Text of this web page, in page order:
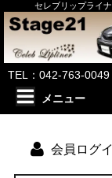
セレブリップライ
TEL：042-763-0049
メニュー
会員ログ